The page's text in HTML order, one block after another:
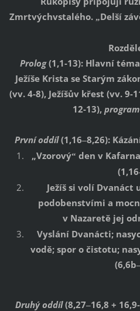
Zmrtvýchvstalého. „Delší
Prolog(1,1-13): Hlavní
Ježíše Krista se Starým
(vv. 4-8), Ježíšův křest (vv.
12-13), program
První oddíl(1,16–8,26):
„Vzorový“ den v
(1,16
Ježíš si volí
podobenstvími a
v Nazaretě jej
Vyslání Dvanácti;
vodě; spor o čistotu;
(6,6b
Druhý oddíl(8,27–16,8 +